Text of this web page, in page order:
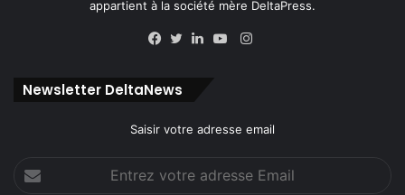
appartient à la société mère DeltaPress.
Instagram
Newsletter DeltaNews
Saisir votre adresse email
votre